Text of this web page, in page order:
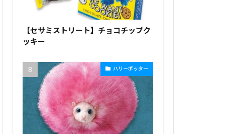
【セサミストリート】チョコチップク
ッキー
ハリーポッター